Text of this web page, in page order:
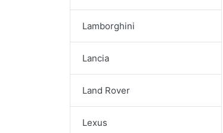
Lamborghini
Lancia
Land Rover
Lexus